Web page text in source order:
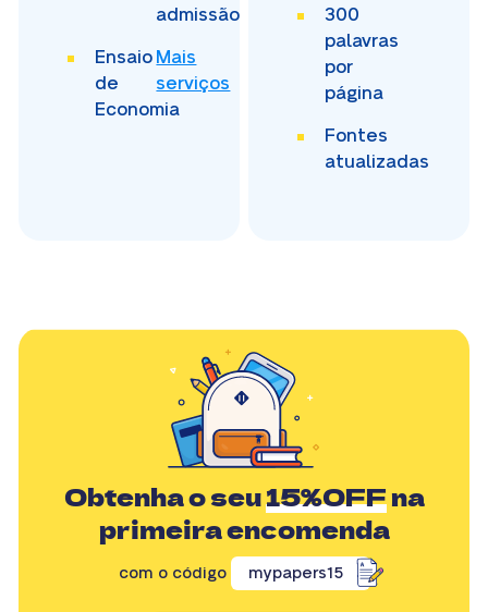
admissão
Ensaio
de
Economia
Mais
serviços
300
palavras
por
página
Fontes
atualizadas
Obtenha o seu15%OFFna
primeira encomenda
com o código mypapers15